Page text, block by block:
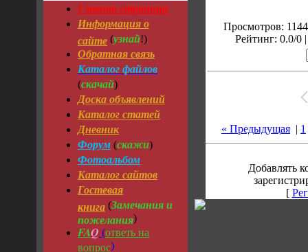
Главная страница
Информация о
сайте (узнай!)
Обратная связь
Каталог файлов
(скачай)
Доска объявлений
Каталог статей
Дневник
Форум (скажи)
Фотоальбом
Каталог сайтов
Гостевая
книга (Замечания и
пожелания)
FAQ (ответь на
вопрос)
Просмотров:
Рейтинг: 0.0/0
« Предыдущая | 1
Добавлять
[